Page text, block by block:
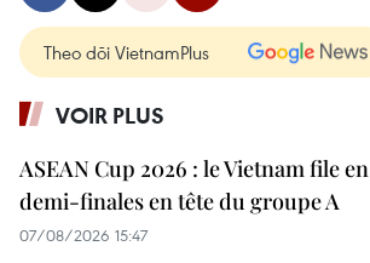
Theo dõi VietnamPlus
VOIR PLUS
ASEAN Cup 2026 : le Vietnam file en
demi-finales en tête du groupe A
07/08/2026 15:47